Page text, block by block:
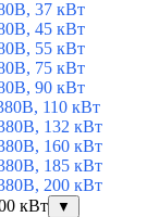
37 кВт
45 кВт
55 кВт
75 кВт
90 кВт
110 кВт
132 кВт
160 кВт
185 кВт
200 кВт
кВт
▼